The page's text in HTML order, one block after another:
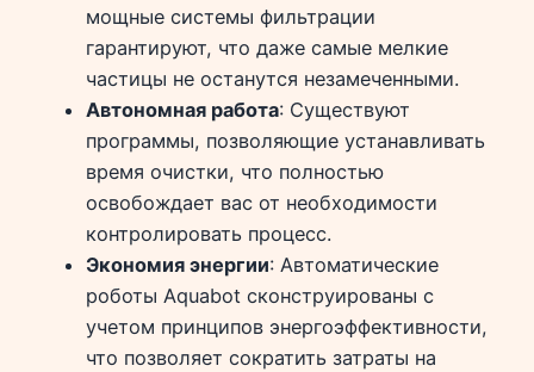
мощные системы фильтрации
гарантируют, что даже самые мелкие
частицы не останутся незамеченными.
Автономная работа: Существуют
программы, позволяющие устанавливать
время очистки, что полностью
освобождает вас от необходимости
контролировать процесс.
Экономия энергии: Автоматические
роботы Aquabot сконструированы с
учетом принципов энергоэффективности,
что позволяет сократить затраты на